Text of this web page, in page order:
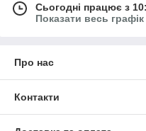
Сьогодні працює з
Показати весь
Про нас
Контакти